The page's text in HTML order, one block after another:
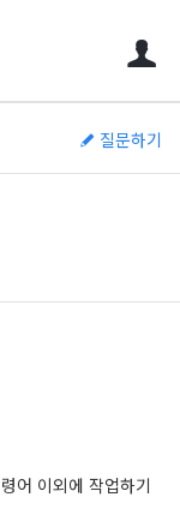
질문하기
어 이외에 작업하기